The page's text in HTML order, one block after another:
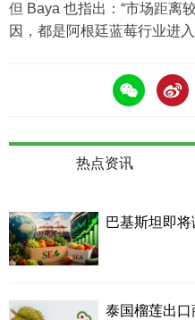
但 Baya 也指出：“市场距离
因，都是阿根廷蓝莓行业进
热点资讯
巴基斯坦即将
泰国榴莲出